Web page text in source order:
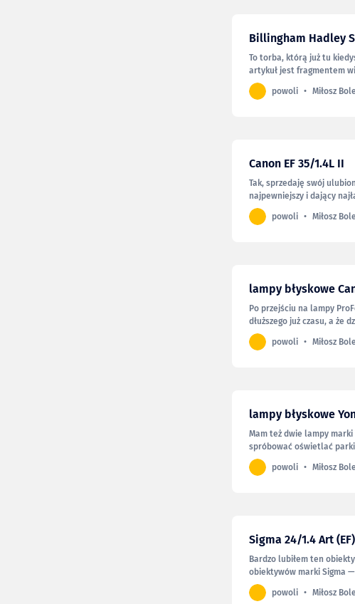
Billingham Hadley
To torba, którą już tu
artykuł jest fragmentem
2017” — klikając w ten link,
publikowałem tu swoje
powoli Miłosz
Canon EF 35/1.4L II
Tak, sprzedaję swój
najpewniejszy i dający
miałem okazję używać.
używam… Gdy kupiłem 28-
powoli Miłosz
lampy błyskowe
Po przejściu na lampy
dłuższego już czasu, a że
znajdzie dla nich zajęcie.
etui i stopka), za 430EX II
powoli Miłosz
lampy błyskowe
Mam też dwie lampy marki
spróbować oświetlać
stosunkowo rzadko. Za
zł. Gdyby ktoś chciał cały
powoli Miłosz
Sigma 24/1.4 Art (EF)
Bardzo lubiłem ten
obiektywów marki Sigma
muszę więc napisać, że
Nie oznacza to, że
powoli Miłosz